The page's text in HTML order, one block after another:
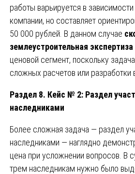
работы варьируется в зависимости
компании, но составляет
50 000 рублей. В данном случае
землеустроительная экспертиза
ценовой сегмент, поскольку
сложных расчетов или разработки
Раздел 8. Кейс № 2: Раздел
наследниками
Более сложная задача — раздел
наследниками — наглядно
цена при усложнении вопросов. В
трем наследникам нужно было